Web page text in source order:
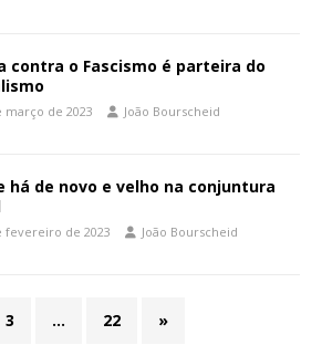
contra o Fascismo é parteira do
março de 2023 João Bourscheid
há de novo e velho na conjuntura
fevereiro de 2023 João Bourscheid
3 … 22 »